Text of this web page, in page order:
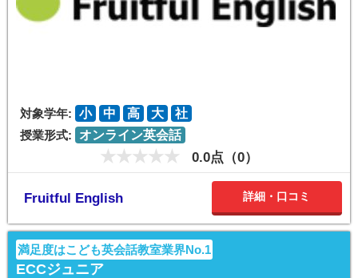
対象学年: 小 中 高 大
社
授業形式:
オンライン英会話
0.0点（0）
Fruitful English 詳細・口コミ
満足度はこども英会話教室業界No.1
ECCジュニア